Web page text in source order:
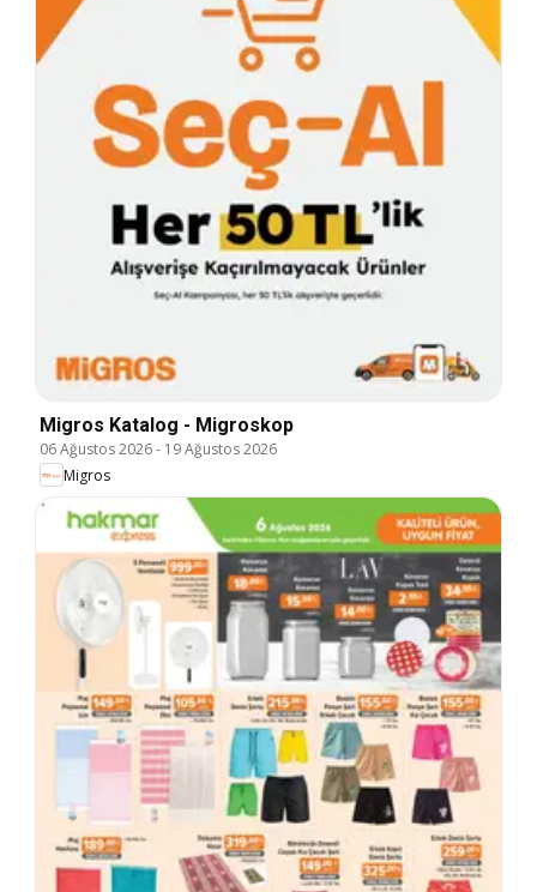
Migros Katalog - Migroskop
06 Ağustos 2026- 19 Ağustos 2026
Migros